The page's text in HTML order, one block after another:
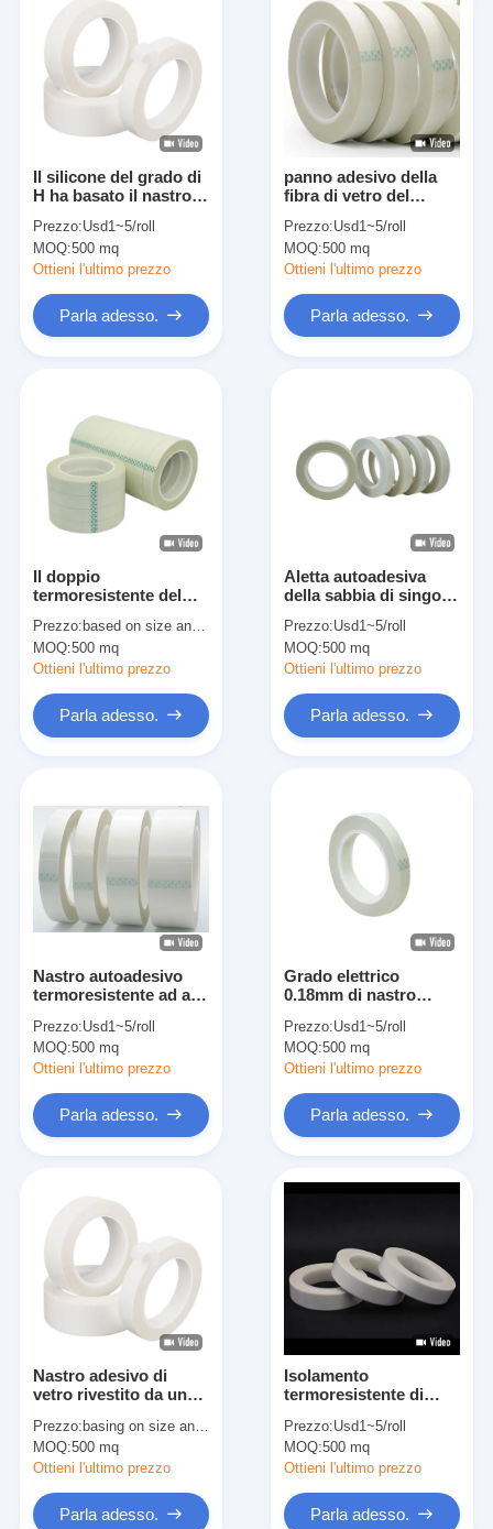
Prodotti
Circa noi
Giro della fabbrica
Nastro adesivo dell'isolamento
Nastro dell'isolamento del panno di vetro
Nastro termoresistente dell'isolamento
Nastro adesivo del panno di vetro
Nastro adesivo del film del Polyimide
Nastro adesivo del di alluminio
Nastro del panno di vetro del di alluminio
La stagnola ha affrontato la carta kraft
Panno della vetroresina del di alluminio
Doppio nastro adesivo parteggiato
Nastro adesivo dell'ANIMALE DOMESTICO
Colata di investimento di precisione
Tavola di isolamento elettrico
Il silicone del grado di
H ha basato il nastro
silicone di nastro
adesivo 0.12mm
Prezzo:Usd1~5/roll
MOQ:500 mq
Ottieni l'ultimo prezzo
Parla adesso.
panno adesivo della
fibra di vetro del
nastro adesivo del
panno di vetro di
0.12mm
Prezzo:Usd1~5/roll
MOQ:500 mq
Ottieni l'ultimo prezzo
Parla adesso.
Il doppio
termoresistente del
dell'isolamento ha
parteggiato grado di H
Prezzo: based on size and quantity
MOQ:500 mq
Ottieni l'ultimo prezzo
Parla adesso.
Aletta autoadesiva
della sabbia di singolo
rivestito del panno di
vetro
Prezzo:Usd1~5/roll
MOQ:500 mq
Ottieni l'ultimo prezzo
Parla adesso.
Nastro autoadesivo
termoresistente ad alta
silicone
Prezzo:Usd1~5/roll
MOQ:500 mq
Ottieni l'ultimo prezzo
Parla adesso.
Grado elettrico
0.18mm di nastro
vetro dell'isolamento
Prezzo:Usd1~5/roll
MOQ:500 mq
Ottieni l'ultimo prezzo
Parla adesso.
Nastro adesivo di
vetro rivestito da una
Prezzo:basing on size and quantity
MOQ:500 mq
Ottieni l'ultimo prezzo
Parla adesso.
Isolamento
termoresistente di
panno di vetro del
silicone della
vetroresina
Prezzo:Usd1~5/roll
MOQ:500 mq
Ottieni l'ultimo prezzo
Parla adesso.